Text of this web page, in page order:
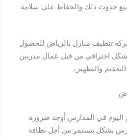
حدوث ذلك والحفاظ على سلامة
تنظيف منازل بالرياض للحصول
احترافي من قبل عمال مدربين
والتطهير..
في المدارس أوجد ضرورة
بشكل مستمر من أجل نظافة